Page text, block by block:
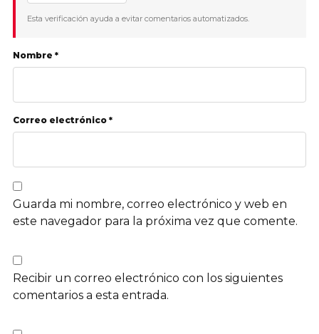
Esta verificación ayuda a evitar comentarios automatizados.
Nombre *
Correo electrónico *
Guarda mi nombre, correo electrónico y web en
este navegador para la próxima vez que comente.
Recibir un correo electrónico con los siguientes
comentarios a esta entrada.